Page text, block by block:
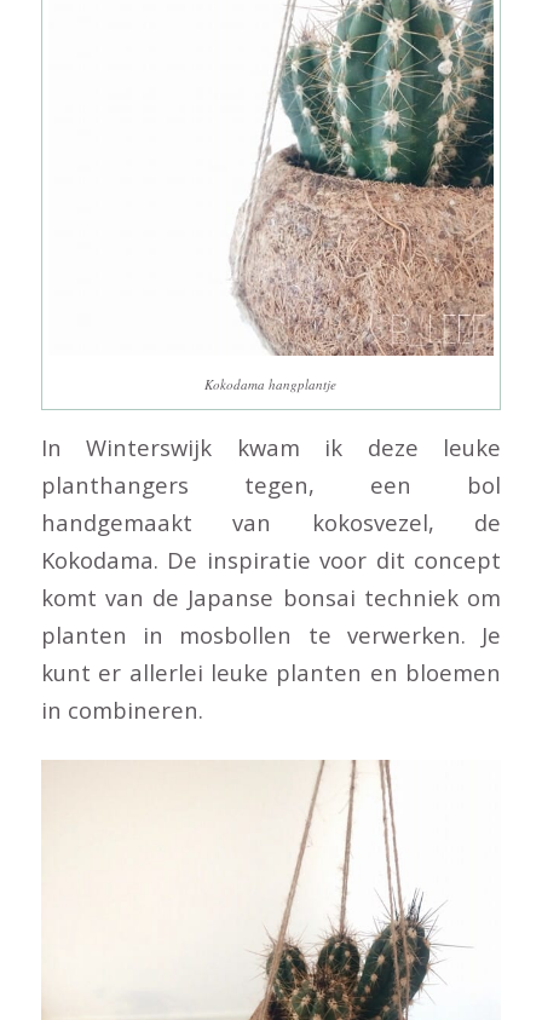
Kokodama hangplantje
In Winterswijk kwam ik deze leuke
planthangers tegen, een bol
handgemaakt van kokosvezel, de
Kokodama. De inspiratie voor dit concept
komt van de Japanse bonsai techniek om
planten in mosbollen te verwerken. Je
kunt er allerlei leuke planten en bloemen
in combineren.